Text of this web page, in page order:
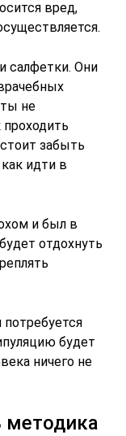
вред,
салфетки. Они
не
забыть
идти в
и был в
отдохнуть
будет
ничего не
методика